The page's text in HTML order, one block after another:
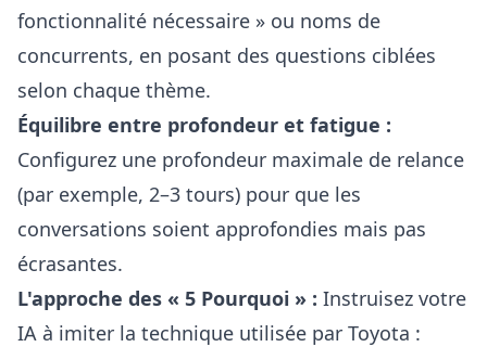
fonctionnalité nécessaire » ou noms de
concurrents, en posant des questions ciblées
selon chaque thème.
Équilibre entre profondeur et fatigue :
Configurez une profondeur maximale de relance
(par exemple, 2–3 tours) pour que les
conversations soient approfondies mais pas
écrasantes.
L'approche des « 5 Pourquoi » : Instruisez votre
IA à imiter la technique utilisée par Toyota :